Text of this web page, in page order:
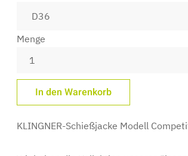
Menge
KLINGNER-Schießjacke Modell